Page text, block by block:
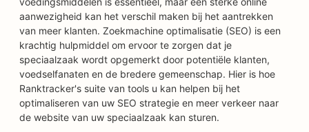
aanwezigheid kan het verschil maken bij het aantrekken
van meer klanten. Zoekmachine optimalisatie (SEO) is een
krachtig hulpmiddel om ervoor te zorgen dat je
speciaalzaak wordt opgemerkt door potentiële klanten,
voedselfanaten en de bredere gemeenschap. Hier is hoe
Ranktracker's suite van tools u kan helpen bij het
optimaliseren van uw SEO strategie en meer verkeer naar
de website van uw speciaalzaak kan sturen.